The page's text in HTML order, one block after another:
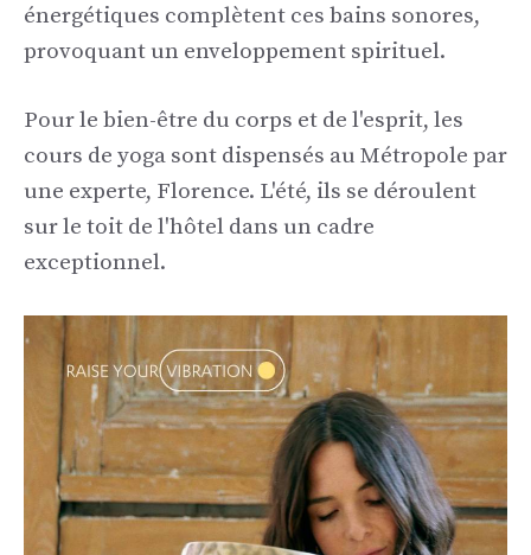
énergétiques complètent ces bains sonores,
provoquant un enveloppement spirituel.
Pour le bien-être du corps et de l'esprit, les
cours de yoga sont dispensés au Métropole par
une experte, Florence. L'été, ils se déroulent
sur le toit de l'hôtel dans un cadre
exceptionnel.